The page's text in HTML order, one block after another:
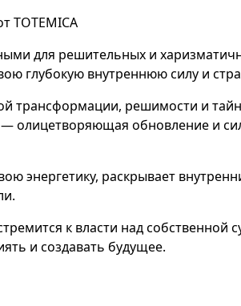
TOTEMICA
для решительных и
глубокую внутреннюю силу и
трансформации, решимости и
олицетворяющая обновление и
энергетику, раскрывает
к власти над собственной
и создавать будущее.